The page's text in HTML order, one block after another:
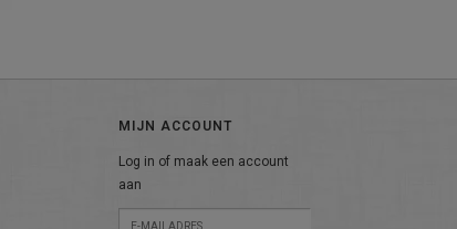
MIJN ACCOUNT
Log in of maak een account
aan